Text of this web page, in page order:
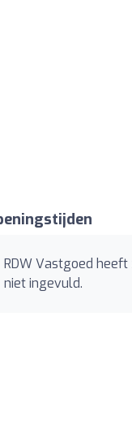
RDW Vastgoed
niet ingevuld.